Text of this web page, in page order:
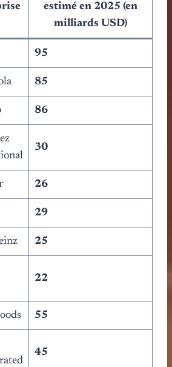
estimé en 2025 (en
milliards USD)
95
85
86
30
26
29
25
22
55
45